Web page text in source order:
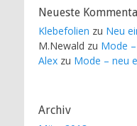
Neueste
Klebefolien zu Neu
M.Newald zu Mode
Alex zu Mode – neu
Archiv